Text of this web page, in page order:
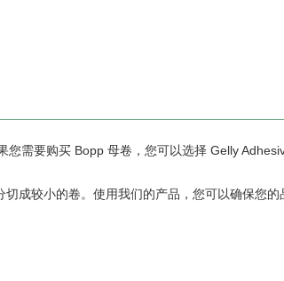
需要购买 Bopp 母卷，您可以选择 Gelly
成较小的卷。使用我们的产品，您可以确保您的